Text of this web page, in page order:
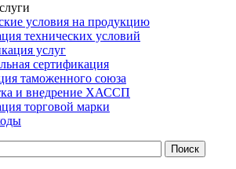
условия на продукцию
технических условий
услуг
сертификация
таможенного союза
и внедрение ХАССП
торговой марки